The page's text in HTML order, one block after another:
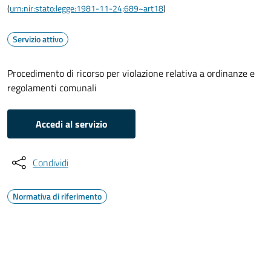
(urn:nir:stato:legge:1981-11-24;689~art18)
Servizio attivo
Procedimento di ricorso per violazione relativa a ordinanze e
regolamenti comunali
Accedi al servizio
Condividi
Normativa di riferimento